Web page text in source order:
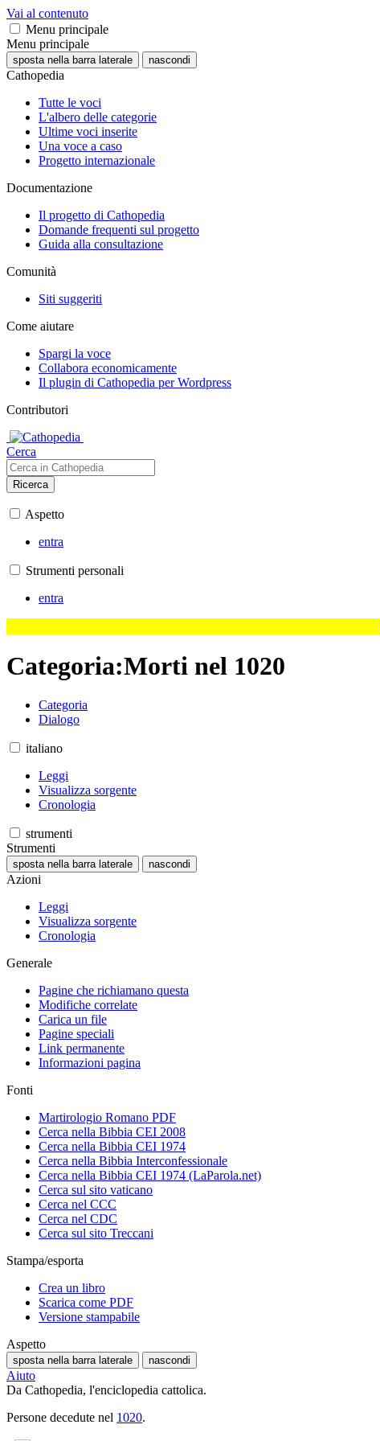
Vai al contenuto
Menu principale
Menu principale
sposta nella barra laterale nascondi
Cathopedia
Tutte le voci
L'albero delle categorie
Ultime voci inserite
Una voce a caso
Progetto internazionale
Documentazione
Il progetto di Cathopedia
Domande frequenti sul progetto
Guida alla consultazione
Comunità
Siti suggeriti
Come aiutare
Spargi la voce
Collabora economicamente
Il plugin di Cathopedia per Wordpress
Contributori
Cerca
Ricerca
Aspetto
entra
Strumenti personali
entra
Categoria:Morti nel 1020
Categoria
Dialogo
italiano
Leggi
Visualizza sorgente
Cronologia
strumenti
Strumenti
sposta nella barra laterale nascondi
Azioni
Leggi
Visualizza sorgente
Cronologia
Generale
Pagine che richiamano questa
Modifiche correlate
Carica un file
Pagine speciali
Link permanente
Informazioni pagina
Fonti
Martirologio Romano PDF
Cerca nella Bibbia CEI 2008
Cerca nella Bibbia CEI 1974
Cerca nella Bibbia Interconfessionale
Cerca nella Bibbia CEI 1974 (LaParola.net)
Cerca sul sito vaticano
Cerca nel CCC
Cerca nel CDC
Cerca sul sito Treccani
Stampa/esporta
Crea un libro
Scarica come PDF
Versione stampabile
Aspetto
sposta nella barra laterale nascondi
Aiuto
Da Cathopedia, l'enciclopedia cattolica.
Persone decedute nel 1020.